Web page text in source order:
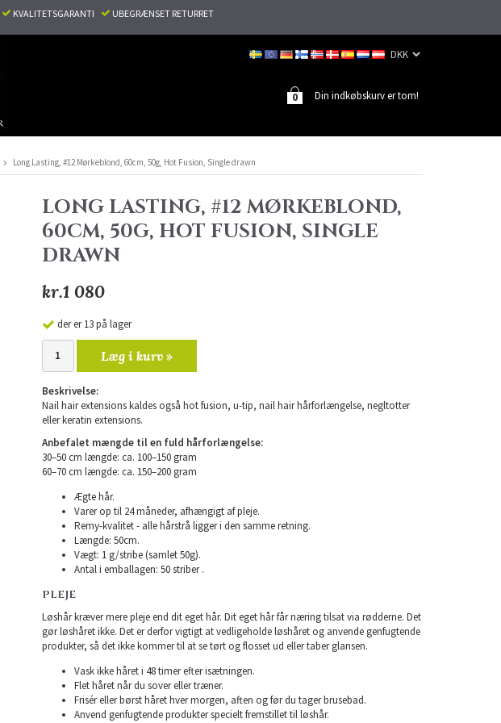
KVALITETSGARANTI UBEGRÆNSET RETURRET
Din indkøbskurv er tom!
0
Long Lasting, #12 Mørkeblond, 60cm, 50g, Hot Fusion, Single drawn
LONG LASTING, #12 MØRKEBLOND,
60CM, 50G, HOT FUSION, SINGLE
DRAWN
kr.1 080
der er 13 på lager
Læg i kurv »
Beskrivelse:
Nail hair extensions kaldes også hot fusion, u-tip, nail hair hårforlængelse, negltotter
eller keratin extensions.
Anbefalet mængde til en fuld hårforlængelse:
30–50 cm længde: ca. 100–150 gram
60–70 cm længde: ca. 150–200 gram
Ægte hår.
Varer op til 24 måneder, afhængigt af pleje.
Remy-kvalitet - alle hårstrå ligger i den samme retning.
Længde: 50cm.
Vægt: 1 g/stribe (samlet 50g).
Antal i emballagen: 50 striber .
PLEJE
Løshår kræver mere pleje end dit eget hår. Dit eget hår får næring tilsat via rødderne. Det
gør løshåret ikke. Det er derfor vigtigt at vedligeholde løshåret og anvende genfugtende
produkter, så det ikke kommer til at se tørt og flosset ud eller taber glansen.
Vask ikke håret i 48 timer efter isætningen.
Flet håret når du sover eller træner.
Frisér eller børst håret hver morgen, aften og før du tager brusebad.
Anvend genfugtende produkter specielt fremstillet til løshår.